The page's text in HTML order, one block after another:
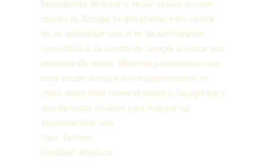
Descripción: Al crear o iniciar sesión en una
cuenta de Google se almacenan esta cookie
en su ordenador con el fin de permanecer
conectado a su cuenta de Google al visitar sus
servicios de nuevo. Mientras permanezca con
esta sesión activa y use complementos en
otros sitios Web como el nuestro, Google hará
uso de estas cookies para mejorar su
experiencia de uso.
Tipo: Tercero
Finalidad: Analítica